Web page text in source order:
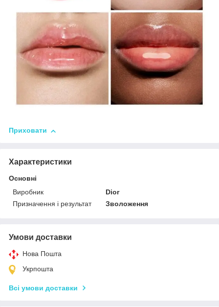
Приховати
Характеристики
Основні
Виробник
Dior
Призначення і результат
Зволоження
Умови доставки
Нова Пошта
Укрпошта
Всі умови доставки